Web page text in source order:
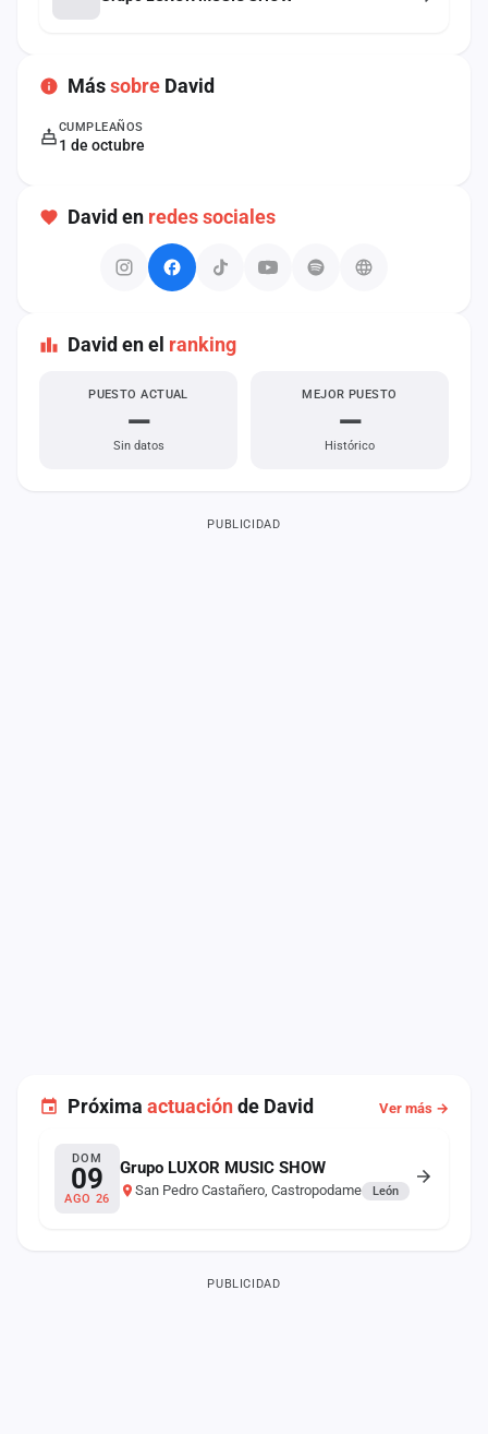
Próxima actuaciónde David Ver más →
DOM
09
AGO 26
Grupo LUXOR MUSIC SHOW
San Pedro Castañero, Castropodame León
PUBLICIDAD
Mássobre David
CUMPLEAÑOS
1 de octubre
David en redes sociales
David en el ranking
PUESTO ACTUAL
—
Sin datos
MEJOR PUESTO
—
Histórico
PUBLICIDAD
cuenta